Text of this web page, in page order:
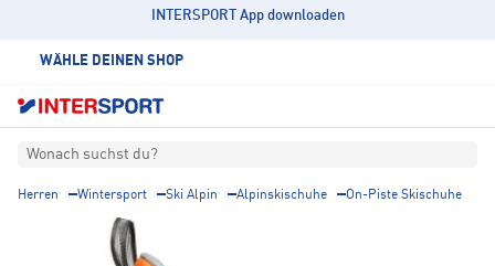
INTERSPORT App downloaden
WÄHLE DEINEN SHOP
Wonach suchst du?
Herren Wintersport Ski Alpin Alpinskischuhe On-Piste Skischuhe